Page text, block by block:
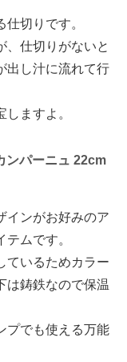
切りです。
、仕切りがないと
出し汁に流れて行
ますよ。
ンパーニュ 22cm
インがお好みのア
ムです。
ているためカラー
は鋳鉄なので保温
プでも使える万能